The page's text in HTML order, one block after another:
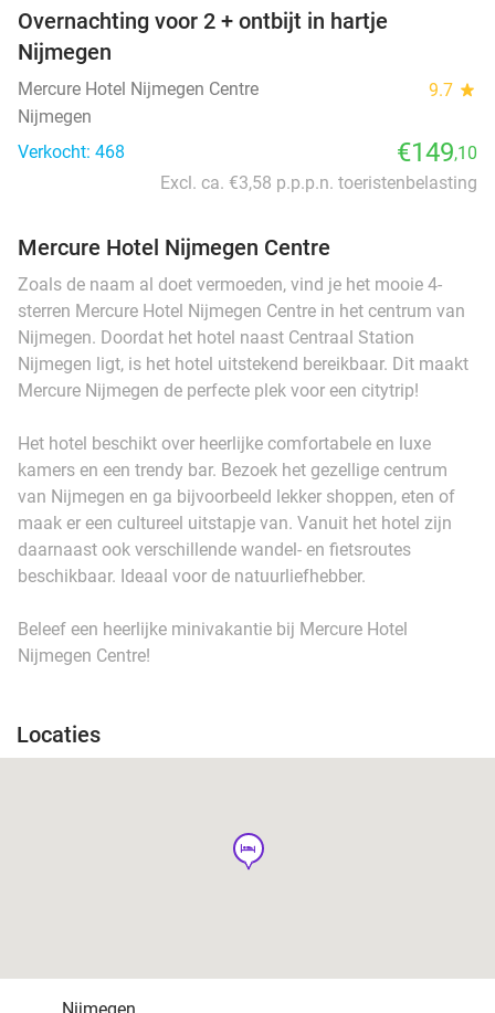
Overnachting voor 2 + ontbijt in hartje
Nijmegen
Mercure Hotel Nijmegen Centre 9.7 star
Nijmegen
Verkocht: 468
€149,10
Excl. ca. €3,58 p.p.p.n. toeristenbelasting
Mercure Hotel Nijmegen Centre
Zoals de naam al doet vermoeden, vind je het mooie 4-
sterren Mercure Hotel Nijmegen Centre in het centrum van
Nijmegen. Doordat het hotel naast Centraal Station
Nijmegen ligt, is het hotel uitstekend bereikbaar. Dit maakt
Mercure Nijmegen de perfecte plek voor een citytrip!
Het hotel beschikt over heerlijke comfortabele en luxe
kamers en een trendy bar. Bezoek het gezellige centrum
van Nijmegen en ga bijvoorbeeld lekker shoppen, eten of
maak er een cultureel uitstapje van. Vanuit het hotel zijn
daarnaast ook verschillende wandel- en fietsroutes
beschikbaar. Ideaal voor de natuurliefhebber.
Beleef een heerlijke minivakantie bij Mercure Hotel
Nijmegen Centre!
Locaties
hotel